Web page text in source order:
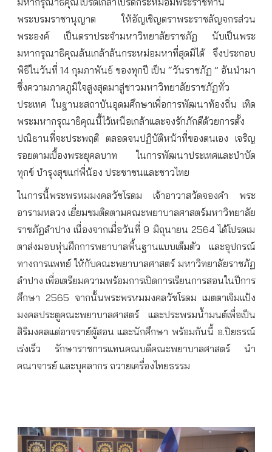
พระบรมราชานุญาต ให้อัญเชิญตราพระราชลัญจกรส่วน
พระองค์ เป็นตราประจำมหาวิทยาลัยราชภัฏ นับเป็นพระ
มหากรุณาธิคุณล้นเกล้าล้นกระหม่อมหาที่สุดมิได้ จึงประกอบ
พิธีในวันที่ 14 กุมภาพันธ์ ของทุกปี เป็น “วันราชภัฏ ” อันนำมา
ซึ่งความภาคภูมิใจสูงสุดมาสู่ชาวมหาวิทยาลัยราชภัฏทั่ว
ประเทศ ในฐานะสถาบันอุดมศึกษาเพื่อการพัฒนาท้องถิ่น เทิด
พระมหากรุณาธิคุณนี้ไว้เหนือเกล้าและจงรักภักดีด้วยการตั้ง
ปณิธานที่จะประพฤติ ตลอดจนปฏิบัติหน้าที่ของตนเอง เจริญ
รอยตามเบื้องพระยุคลบาท ในการพัฒนาประเทศและบำบัด
ทุกข์ บำรุงสุขแก่พี่น้อง ประชาชนและชาวไทย
ในการนี้พระพรหมมงคลวัชโรดม เจ้าอาวาสวัดจองคำ พระ
อารามหลวง เยี่ยมชมติดตามคณะพยาบาลศาสตร์มหาวิทยาลัย
ราชภัฏลำปาง เนื่องจากเมื่อวันที่ 9 มิถุนายน 2564 ได้โปรดเม
ตาส่งมอบหุ่นฝึกการพยาบาลพื้นฐานแบบเต็มตัว และอุปกรณ์
ทางการแพทย์ ให้กับคณะพยาบาลศาสตร์ มหาวิทยาลัยราชภัฏ
ลำปาง เพื่อเตรียมความพร้อมการเปิดการเรียนการสอนในปีการ
ศึกษา 2565 จากนั้นพระพรหมมงคลวัชโรดม เมตตาเจิมแป้ง
มงคลประตูคณะพยาบาลศาสตร์ และประพรมน้ำมนต์เพื่อเป็น
สิริมงคลแด่อาจราย์ผู้สอน และนักศึกษา พร้อมกันนี้ อ.ปิยธรณ์
เร่งเร็ว รักษาราชการแทนคณบดีคณะพยาบาลศาสตร์ นำ
คณาจารย์ และบุคลากร ถวายเครื่องไทยธรรม